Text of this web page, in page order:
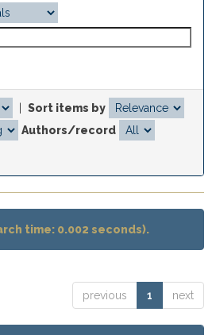
Sort items by
Authors/record
time: 0.002 seconds).
previous 1 next